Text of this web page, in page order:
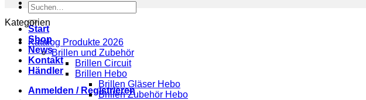
Suchen
nach:
Start
Shop
News
Kontakt
Händler
Anmelden / Registrieren
Kategorien
Katalog Produkte 2026
Brillen und Zubehör
Brillen Circuit
Brillen Hebo
Brillen Gläser Hebo
Brillen Zubehör Hebo